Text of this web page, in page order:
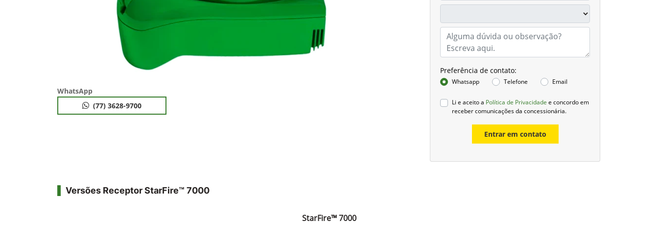
Preferência de contato:
Whatsapp Telefone Email
Li e aceito a Política de Privacidade e concordo em
receber comunicações da concessionária.
Entrar em contato
WhatsApp
(77) 3628-9700
Versões Receptor StarFire™ 7000
StarFire™ 7000